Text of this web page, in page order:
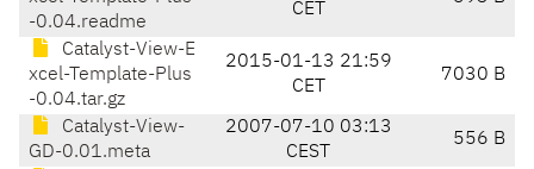
-0.04.readme
CET
Catalyst-View-E
xcel-Template-Plus
-0.04.tar.gz
2015-01-13 21:59
CET
7030 B
Catalyst-View-
GD-0.01.meta
2007-07-10 03:13
CEST
556 B